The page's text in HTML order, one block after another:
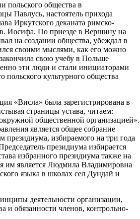
польского общества в
Павлусь, настоятель прихода
Иркутского деканата римско-
Иосифа. По приезде в Вершину на
на создании общества, убеждал в
своими мыслями, как его можно
свою учебу в Польше
эти люди и стали инициаторами
польского культурного общества
«Висла» была зарегистрирована в
страницы устава, читаем:
общественной организацией».
является общее собрание
президиума, избираемого на три года
президиума избирается
избранного президиума также на
им является Людмила Владимировна
языка в школах сел Дундай и
деятельности организации,
и обязанности членов, контрольно-